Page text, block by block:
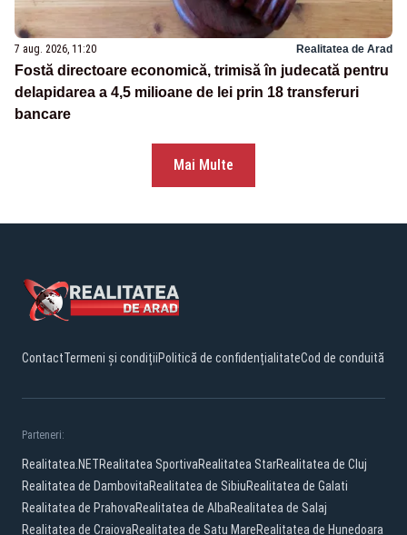
7 aug. 2026, 11:20 Realitatea de Arad
Fostă directoare economică, trimisă în judecată pentru
delapidarea a 4,5 milioane de lei prin 18 transferuri
bancare
Mai Multe
ContactTermeni și condițiiPolitică de confidențialitateCod de conduită
Parteneri:
Realitatea.NETRealitatea SportivaRealitatea StarRealitatea de Cluj
Realitatea de DambovitaRealitatea de SibiuRealitatea de Galati
Realitatea de PrahovaRealitatea de AlbaRealitatea de Salaj
Realitatea de CraiovaRealitatea de Satu MareRealitatea de Hunedoara